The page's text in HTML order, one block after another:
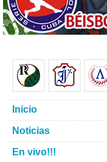
Inicio
Noticias
En vivo!!!